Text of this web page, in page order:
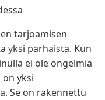
tarjoamisen
yksi parhaista. Kun
ei ole ongelmia
yksi
Se on rakennettu